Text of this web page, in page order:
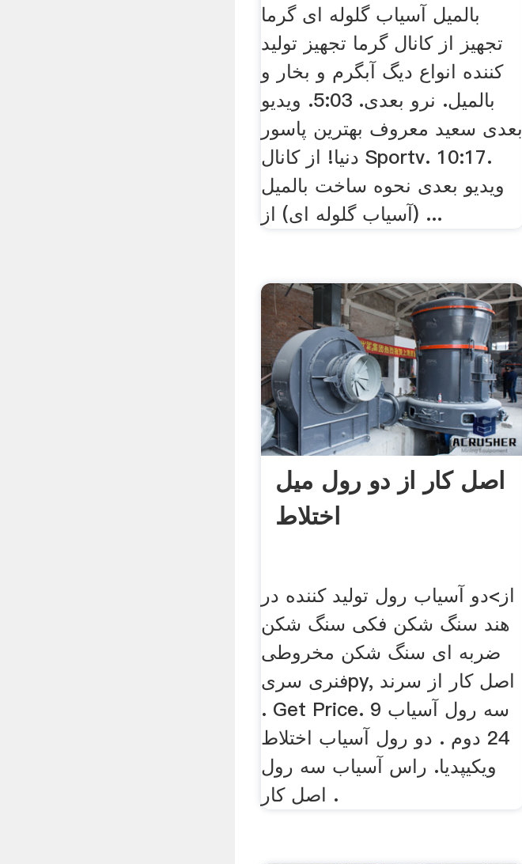
بالمیل آسیاب گلوله ای گرما
تجهیز از کانال گرما تجهیز تولید
کننده انواع دیگ آبگرم و بخار و
بالمیل. نرو بعدی. 5:03. ویدیو
بعدی سعید معروف بهترین پاسور
دنیا! از کانال Sportv. 10:17.
ویدیو بعدی نحوه ساخت بالمیل
(آسیاب گلوله ای) از ...
اصل کار از دو رول میل
اختلاط
از>دو آسیاب رول تولید کننده در
هند سنگ شکن فکی سنگ شکن
ضربه ای سنگ شکن مخروطی
فنری سریpy, اصل کار از سرند
. Get Price. سه رول آسیاب 9
24 دوم . دو رول آسیاب اختلاط
ویکیپدیا. راس آسیاب سه رول
اصل کار .